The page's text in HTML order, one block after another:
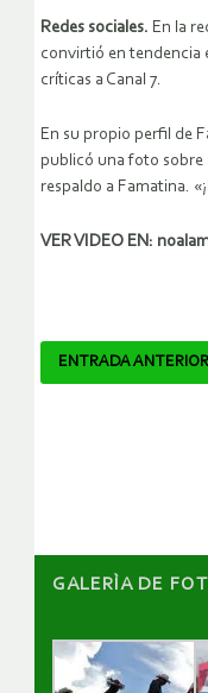
Redes sociales. En la
convirtió en tendencia
críticas a Canal 7.
En su propio perfil de
publicó una foto sobre
respaldo a Famatina.
VER VIDEO EN:
ENTRADA ANTERIOR
GALERÌA DE